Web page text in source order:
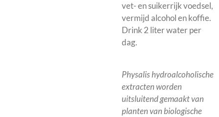
vet- en suikerrijk voedsel,
vermijd alcohol en koffie.
Drink 2 liter water per
dag.
Physalis hydroalcoholische
extracten worden
uitsluitend gemaakt van
planten van biologische